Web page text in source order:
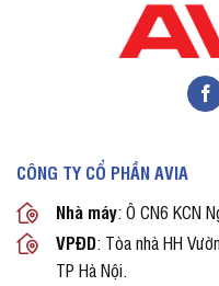
CÔNG TY CỔ PHẦN AVIA
Nhà máy: Ô CN6 KCN
VPĐD: Tòa nhà HH
TP Hà Nội.